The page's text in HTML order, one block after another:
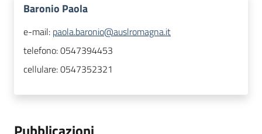
Baronio Paola
e-mail: paola.baronio@auslromagna.it
telefono:0547394453
cellulare:0547352321